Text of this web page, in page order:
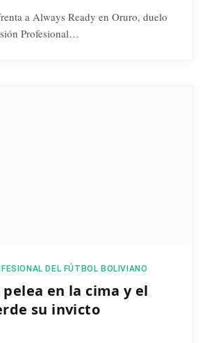
a Always Ready en Oruro, duelo
Profesional…
DEL FÚTBOL BOLIVIANO
en la cima y el
su invicto